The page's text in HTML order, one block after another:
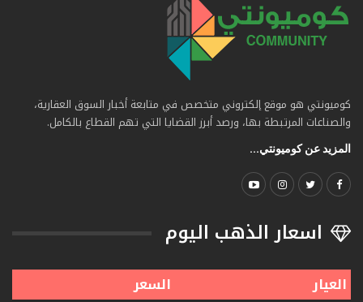
كوميونتي هو موقع إلكتروني متخصص في متابعة أخبار السوق العقارية،
والصناعات المرتبطة بها، ورصد أبرز القضايا التي تهم القطاع بالكامل.
المزيد عن كوميونتي...
اسعار الذهب اليوم
العيار السعر